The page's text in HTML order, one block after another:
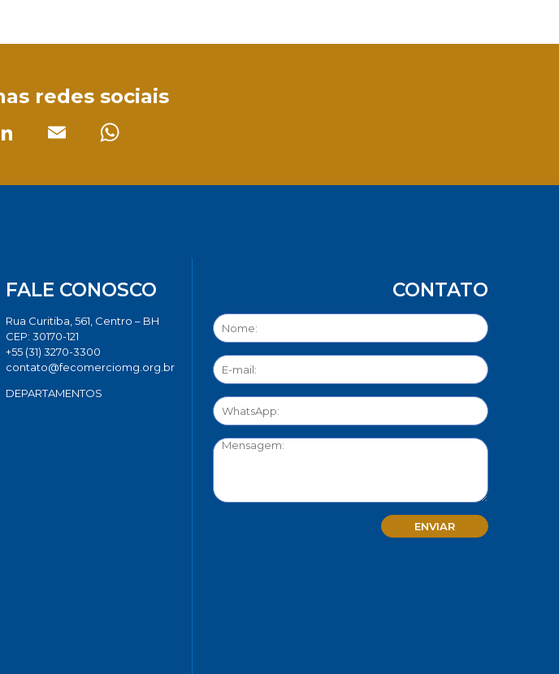
redes sociais
FALE CONOSCO
Rua Curitiba, 561, Centro – BH
CEP: 30170-121
+55 (31) 3270-3300
contato@fecomerciomg.org.br
DEPARTAMENTOS
CONTATO